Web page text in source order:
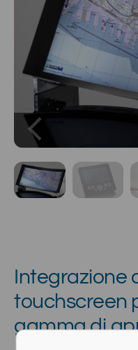
Integrazione
touchscreen
gamma di